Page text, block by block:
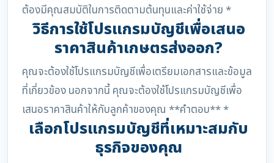
ต้องมีคุณสมบัติในการติดตามต้นทุนและค่าใช้จ่าย *
วิธีการใช้โปรแกรมบัญชีเพื่อเสนอ
ราคาสินค้าเกษตรส่งออก?
คุณจะต้องใช้โปรแกรมบัญชีเพื่อเตรียมเอกสารและข้อมูล
ที่เกี่ยวข้อง นอกจากนี้ คุณจะต้องใช้โปรแกรมบัญชีเพื่อ
เสนอราคาสินค้าให้กับลูกค้าของคุณ **คำตอบ** *
เลือกโปรแกรมบัญชีที่เหมาะสมกับ
ธุรกิจของคุณ